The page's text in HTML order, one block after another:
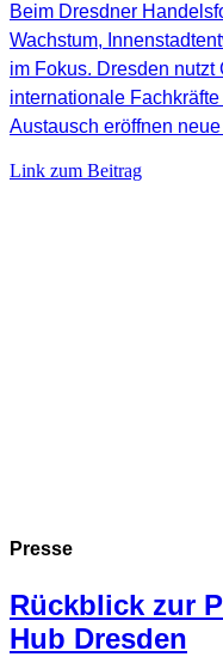
Beim Dresdner
Wachstum,
im Fokus. Dresden
internationale
Austausch eröffnen
Link zum Beitrag
Presse
Rückblick zur
Hub Dresden